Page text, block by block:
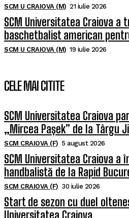
SCM U CRAIOVA (M) 21 iulie 2026
SCM Universitatea Craiova a
baschetbalist american
SCM U CRAIOVA (M) 19 iulie 2026
CELE MAI CITITE
SCM Universitatea Craiova
„Mircea Pașek” de la Târgu
SCM CRAIOVA (F) 5 august 2026
SCM Universitatea Craiova
handbalistă de la Rapid
SCM CRAIOVA (F) 30 iulie 2026
Start de sezon cu duel